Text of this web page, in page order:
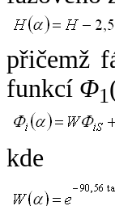
přičemž
funkcí Φ1
kde